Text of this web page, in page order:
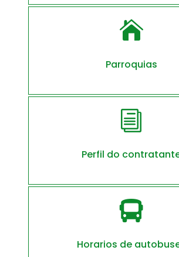

Parroquias
i
Perfil do

Horarios de